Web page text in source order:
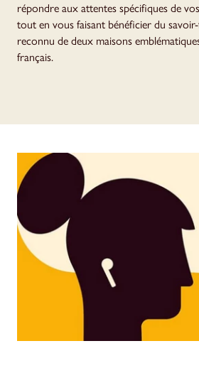
répondre aux attentes spécifiques de
tout en vous faisant bénéficier du
reconnu de deux maisons
français.